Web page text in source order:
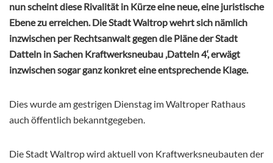
nun scheint diese Rivalität in Kürze eine neue, eine juristische
Ebene zu erreichen.Die Stadt Waltrop wehrt sich nämlich
inzwischen per Rechtsanwalt gegen die Pläne der Stadt
Datteln in Sachen Kraftwerksneubau ‚Datteln 4‘, erwägt
inzwischen sogar ganz konkret eine entsprechende Klage.
Dies wurde am gestrigen Dienstag im Waltroper Rathaus
auch öffentlich bekanntgegeben.
Die Stadt Waltrop wird aktuell von Kraftwerksneubauten der